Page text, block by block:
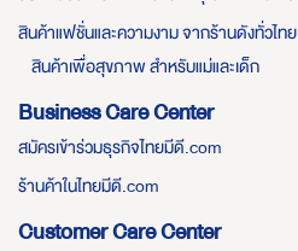
สินค้าแฟชั่นและความงาม จากร้านดังทั่วไทย
สินค้าเพื่อสุขภาพ สำหรับแม่และเด็ก
Business Care Center
สมัครเข้าร่วมธุรกิจไทยมีดี.com
ร้านค้าในไทยมีดี.com
Customer Care Center